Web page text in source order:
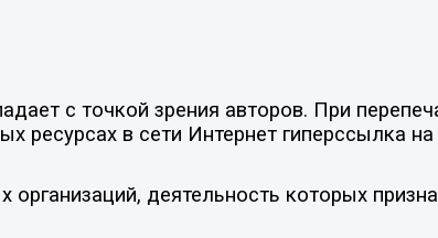
с точкой зрения авторов. При
ресурсах в сети Интернет гиперссылка
деятельность которых